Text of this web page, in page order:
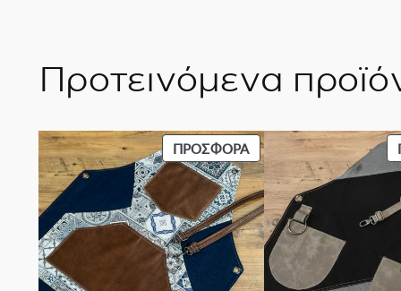
Προτεινόμενα
ΠΡΟΣΦΟΡΆΠΡΟΪΌΝ
ΣΕ
ΠΡΟΣΦΟΡΆ